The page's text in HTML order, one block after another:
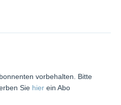
vorbehalten. Bitte
Sie hier ein Abo